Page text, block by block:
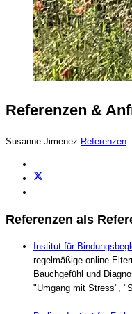
Referenzen &
Susanne Jimenez Referenzen
Referenzen als
Institut für
regelmäßige online
Bauchgefühl und
"Umgang mit Stress",